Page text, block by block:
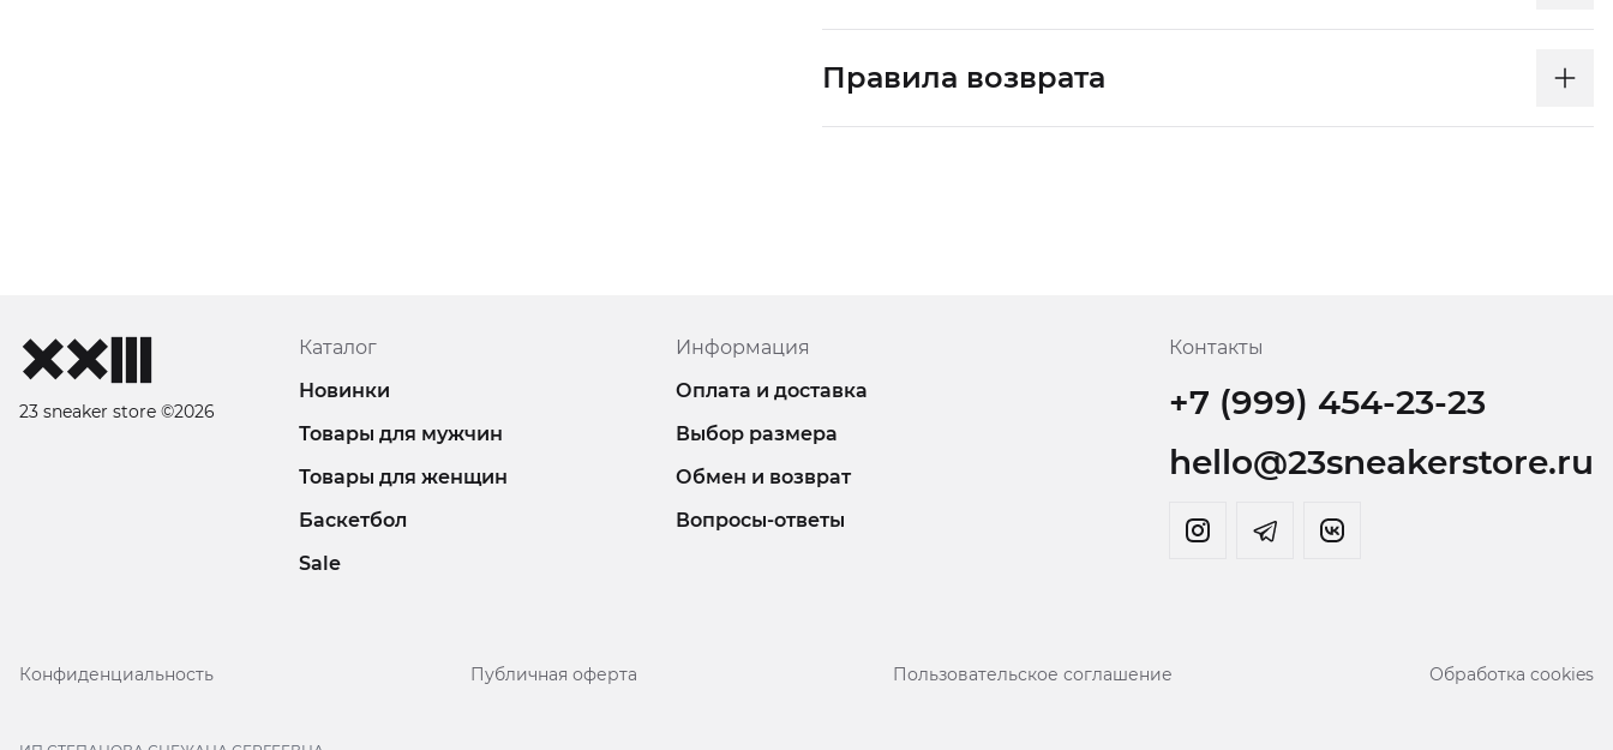
Правила возврата
23 sneaker store ©2026
Каталог
Новинки
Товары для мужчин
Товары для женщин
Баскетбол
Sale
Информация
Оплата и доставка
Выбор размера
Обмен и возврат
Вопросы-ответы
Контакты
+7 (999) 454-23-23
hello@23sneakerstore.ru
Конфиденциальность Публичная оферта Пользовательское соглашение Обработка cookies